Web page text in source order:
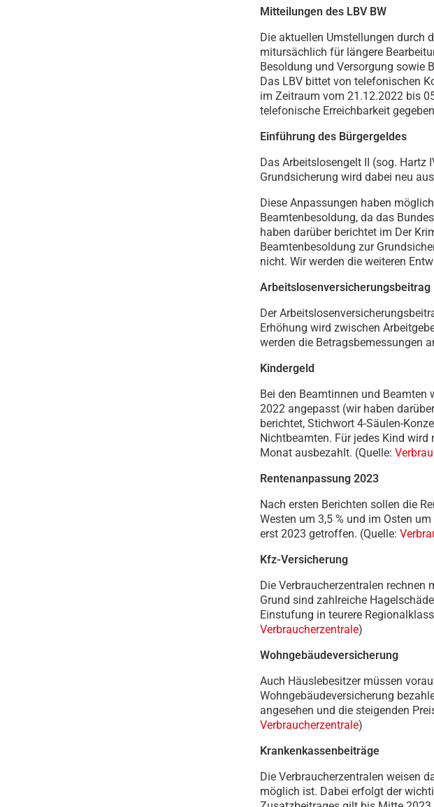
Mitteilungen des LBV BW
Die aktuellen Umstellungen durch
mitursächlich für längere
Besoldung und Versorgung sowie
Das LBV bittet von telefonischen
im Zeitraum vom 21.12.2022 bis
telefonische Erreichbarkeit
Einführung des Bürgergeldes
Das Arbeitslosengelt II (sog. Hartz
Grundsicherung wird dabei neu
Diese Anpassungen haben
Beamtenbesoldung, da das
haben darüber berichtet im Der
Beamtenbesoldung zur
nicht. Wir werden die weiteren
Arbeitslosenversicherungsbeitrag
Der
Erhöhung wird zwischen
werden die Betragsbemessungen
Kindergeld
Bei den Beamtinnen und Beamten
2022 angepasst (wir haben
berichtet, Stichwort 4-Säulen-
Nichtbeamten. Für jedes Kind
Monat ausbezahlt. (Quelle:
Rentenanpassung 2023
Nach ersten Berichten sollen die
Westen um 3,5 % und im Osten
erst 2023 getroffen. (Quelle:
Kfz-Versicherung
Die Verbraucherzentralen rechnen
Grund sind zahlreiche
Einstufung in teurere
Verbraucherzentrale)
Wohngebäudeversicherung
Auch Häuslebesitzer müssen
Wohngebäudeversicherung
angesehen und die steigenden
Verbraucherzentrale)
Krankenkassenbeiträge
Die Verbraucherzentralen weisen
möglich ist. Dabei erfolgt der